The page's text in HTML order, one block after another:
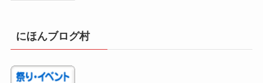
にほんブログ村